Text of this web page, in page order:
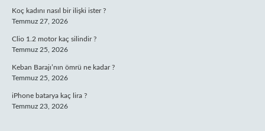
Koç kadını nasıl bir ilişki ister ?
Temmuz 27, 2026
Clio 1.2 motor kaç silindir ?
Temmuz 25, 2026
Keban Barajı’nın ömrü ne kadar ?
Temmuz 25, 2026
iPhone batarya kaç lira ?
Temmuz 23, 2026